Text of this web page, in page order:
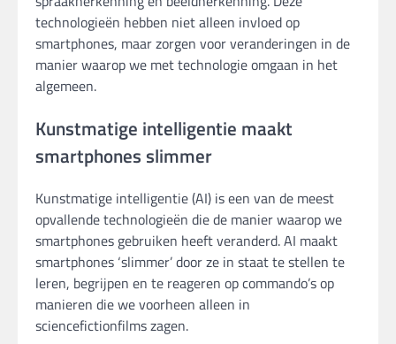
technologieën hebben niet alleen invloed op
smartphones, maar zorgen voor veranderingen in de
manier waarop we met technologie omgaan in het
algemeen.
Kunstmatige intelligentie maakt
smartphones slimmer
Kunstmatige intelligentie (AI) is een van de meest
opvallende technologieën die de manier waarop we
smartphones gebruiken heeft veranderd. AI maakt
smartphones ‘slimmer’ door ze in staat te stellen te
leren, begrijpen en te reageren op commando’s op
manieren die we voorheen alleen in
sciencefictionfilms zagen.